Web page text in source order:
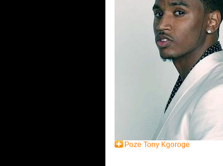
Poze Tony Kgoroge